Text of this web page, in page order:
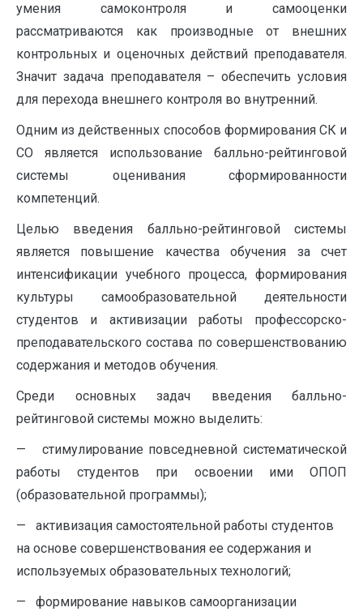
умения самоконтроля и самооценки
рассматриваются как производные от внешних
контрольных и оценочных действий преподавателя.
Значит задача преподавателя – обеспечить условия
для перехода внешнего контроля во внутренний.
Одним из действенных способов формирования СК и
СО является использование балльно-рейтинговой
системы оценивания сформированности
компетенций.
Целью введения балльно-рейтинговой системы
является повышение качества обучения за счет
интенсификации учебного процесса, формирования
культуры самообразовательной деятельности
студентов и активизации работы профессорско-
преподавательского состава по совершенствованию
содержания и методов обучения.
Среди основных задач введения балльно-
рейтинговой системы можно выделить:
— стимулирование повседневной систематической
работы студентов при освоении ими ОПОП
(образовательной программы);
— активизация самостоятельной работы студентов
на основе совершенствования ее содержания и
используемых образовательных технологий;
— формирование навыков самоорганизации